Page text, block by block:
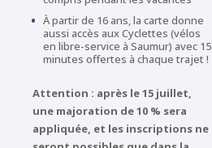
À partir de 16 ans, la carte donne
aussi accès aux Cyclettes (vélos
en libre-service à Saumur) avec 15
minutes offertes à chaque trajet !
Attention : après le 15 juillet,
une majoration de 10 % sera
appliquée, et les inscriptions ne